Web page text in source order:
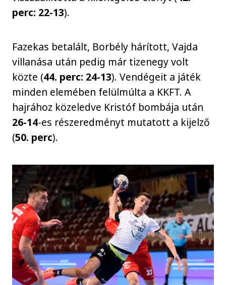
perc: 22-13).
Fazekas betalált, Borbély hárított, Vajda
villanása után pedig már tizenegy volt
közte (44. perc: 24-13). Vendégeit a játék
minden elemében felülmúlta a KKFT. A
hajrához közeledve Kristóf bombája után
26-14-es részeredményt mutatott a kijelző
(50. perc).